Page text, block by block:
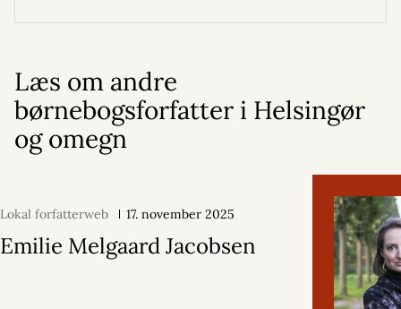
Læs om andre
børnebogsforfatter i Helsingør
og omegn
Lokal forfatterweb 17. november 2025
Emilie Melgaard Jacobsen